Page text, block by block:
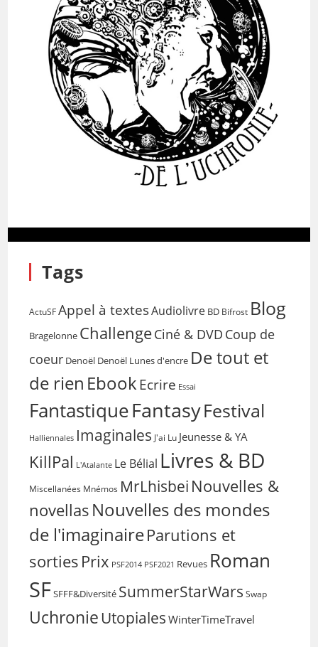
Tags
ActuSF Appel à textesAudiolivre BD Bifrost Blog
Bragelonne ChallengeCiné & DVD Coup de
coeur Denoël Denoël Lunes d'encre De tout et
de rien EbookEcrire Essai
FantastiqueFantasyFestival
Halliennales Imaginales J'ai Lu Jeunesse & YA
KillPal L'Atalante Le Bélial Livres & BD
Miscellanées Mnémos MrLhisbei Nouvelles &
novellas Nouvelles des mondes
de l'imaginaireParutions et
sorties Prix PSF2014 PSF2021 Revues Roman
SFSFFF&Diversité SummerStarWars Swap
Uchronie Utopiales WinterTimeTravel